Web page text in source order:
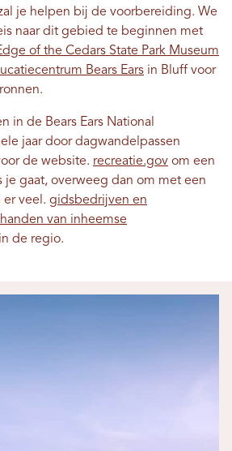
je helpen bij de voorbereiding. We
naar dit gebied te beginnen met
of the Cedars State Park Museum
Bears Ears in Bluff voor
in de Bears Ears National
jaar door dagwandelpassen
de website. recreatie.gov om een ​​
je gaat, overweeg dan om met een
er veel. gidsbedrijven en
van inheemse
in de regio.